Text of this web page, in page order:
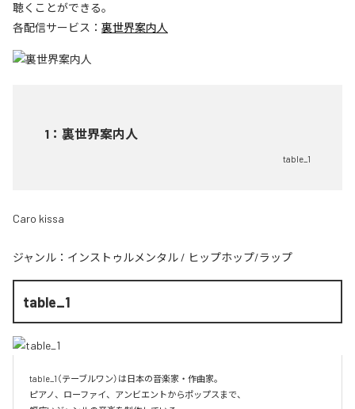
聴くことができる。
各配信サービス： 裏世界案内人
1 ： 裏世界案内人
table_1
Caro kissa
ジャンル： インストゥルメンタル / ヒップホップ/ラップ
table_1
table_1（テーブルワン）は日本の音楽家・作曲家。
ピアノ、ローファイ、アンビエントからポップスまで、